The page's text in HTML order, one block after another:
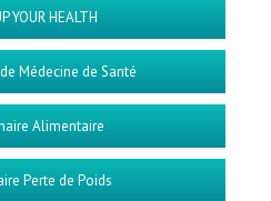
YOUR HEALTH
Médecine de Santé
Alimentaire
Perte de Poids